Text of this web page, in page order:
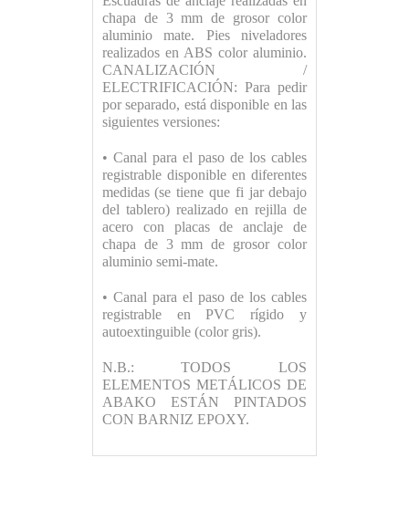
chapa de 3 mm de grosor color
aluminio mate. Pies niveladores
realizados en ABS color aluminio.
CANALIZACIÓN /
ELECTRIFICACIÓN: Para pedir
por separado, está disponible en las
siguientes versiones:
• Canal para el paso de los cables
registrable disponible en diferentes
medidas (se tiene que fi jar debajo
del tablero) realizado en rejilla de
acero con placas de anclaje de
chapa de 3 mm de grosor color
aluminio semi-mate.
• Canal para el paso de los cables
registrable en PVC rígido y
autoextinguible (color gris).
N.B.: TODOS LOS
ELEMENTOS METÁLICOS DE
ABAKO ESTÁN PINTADOS
CON BARNIZ EPOXY.